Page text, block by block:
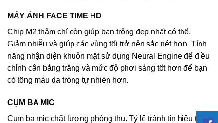
MÁY ẢNH FACE TIME HD
Chip M2 thậm chí còn giúp bạn trông đẹp nhất có thể.
Giảm nhiễu và giúp các vùng tối trở nên sắc nét hơn. Tính
năng nhận diện khuôn mặt sử dụng Neural Engine để điều
chỉnh cân bằng trắng và mức độ phơi sáng tốt hơn để bạn
có tông màu da trông tự nhiên hơn.
CỤM BA MIC
Cụm ba mic chất lượng phòng thu. Tỷ lệ tránh tín hiệu tạp